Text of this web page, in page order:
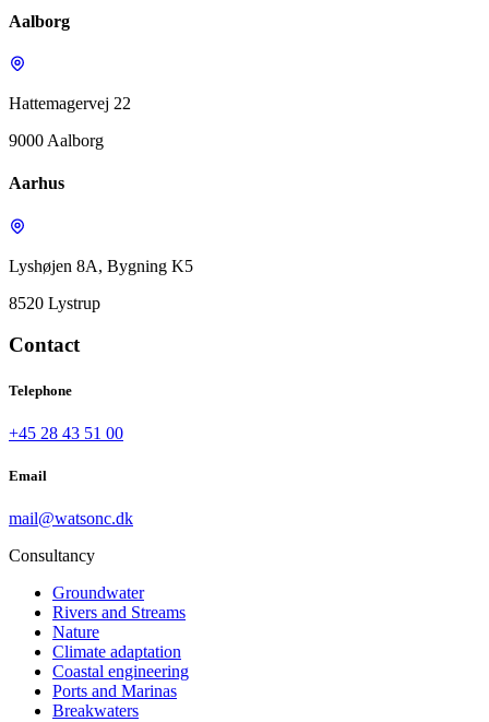
Aalborg
Hattemagervej 22
9000 Aalborg
Aarhus
Lyshøjen 8A, Bygning K5
8520 Lystrup
Contact
Telephone
+45 28 43 51 00
Email
mail@watsonc.dk
Consultancy
Groundwater
Rivers and Streams
Nature
Climate adaptation
Coastal engineering
Ports and Marinas
Breakwaters